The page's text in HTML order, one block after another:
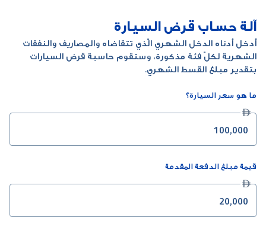
آلة حساب قرض السيارة
أدخل أدناه الدخل الشهري الّذي تتقاضاه والمصاريف والنفقات
الشهرية لكلّ فئة مذكورة، وستقوم حاسبة قرض السيارات
بتقدير مبلغ القسط الشهري.
ما هو سعر السيارة؟

قيمة مبلغ الدفعة المقدمة
